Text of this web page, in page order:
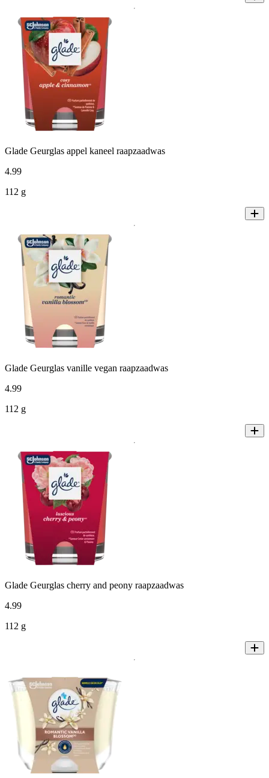
Glade Geurglas appel kaneel raapzaadwas
4.99
112 g
Glade Geurglas vanille vegan raapzaadwas
4.99
112 g
Glade Geurglas cherry and peony raapzaadwas
4.99
112 g